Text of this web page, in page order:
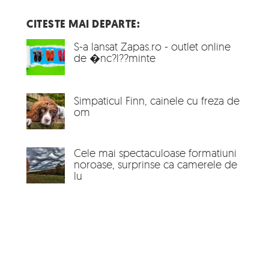
CITESTE MAI DEPARTE:
S-a lansat Zapas.ro - outlet online
de �nc?l??minte
Simpaticul Finn, cainele cu freza de
om
Cele mai spectaculoase formatiuni
noroase, surprinse ca camerele de
lu